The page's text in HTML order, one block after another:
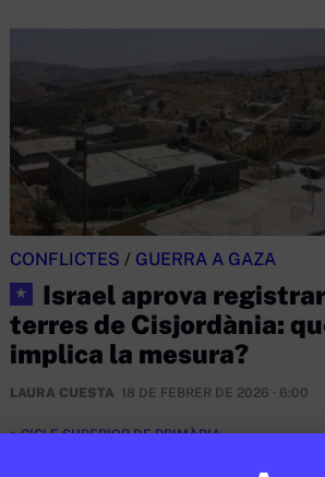
CONFLICTES / GUERRA A GAZA
★
Israel aprova registrar
terres de Cisjordània:
implica la mesura?
LAURA CUESTA 18 DE FEBRER DE 2026 · 6:00
CICLE SUPERIOR DE PRIMÀRIA